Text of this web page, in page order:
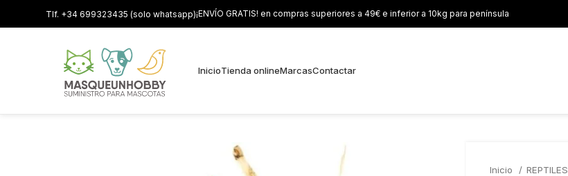
Tlf. +34 699323435 (solo whatsapp)¡ENVÍO GRATIS! en compras superiores a 49€ e inferior a 10kg para península
InicioTienda onlineMarcasContactar
Inicio REPTILES